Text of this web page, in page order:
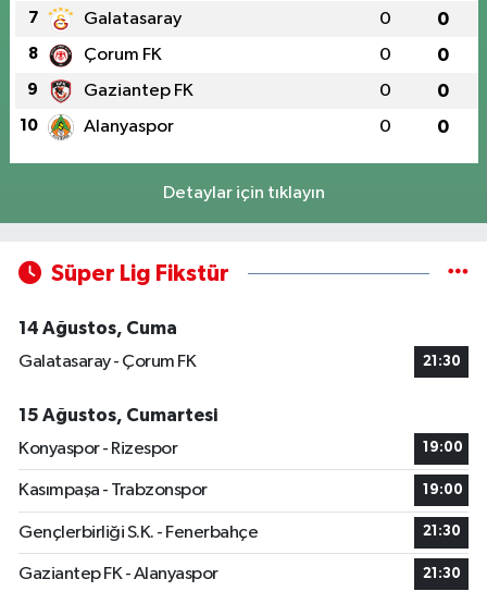
7 Galatasaray 0 0
8 Çorum FK 0 0
9 Gaziantep FK 0 0
10 Alanyaspor 0 0
Detaylar için tıklayın
Süper Lig Fikstür
14 Ağustos, Cuma
Galatasaray - Çorum FK
21:30
15 Ağustos, Cumartesi
Konyaspor - Rizespor
19:00
Kasımpaşa - Trabzonspor 19:00
Gençlerbirliği S.K. - Fenerbahçe 21:30
Gaziantep FK - Alanyaspor 21:30